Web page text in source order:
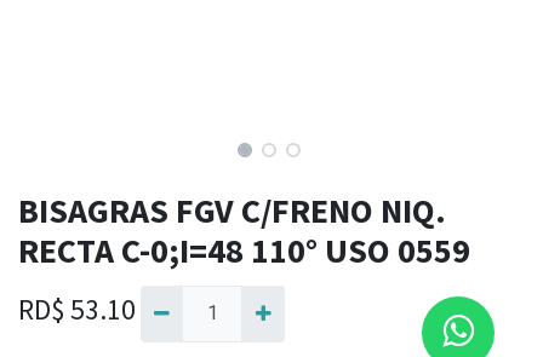
BISAGRAS FGV C/FRENO NIQ.
RECTA C-0;I=48 110° USO 0559
RD$ 53.10